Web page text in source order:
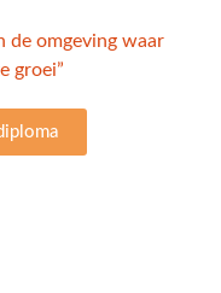
de omgeving waar
groei”